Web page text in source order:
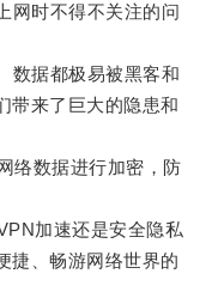
时不得不关注的问
据都极易被黑客和
带来了巨大的隐患和
数据进行加密，防
加速还是安全隐私
捷、畅游网络世界的